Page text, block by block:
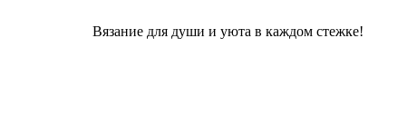
Вязание для души и уюта в каждом стежке!